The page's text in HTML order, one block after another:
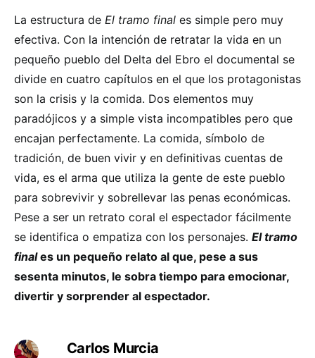
La estructura de El tramo final es simple pero muy
efectiva. Con la intención de retratar la vida en un
pequeño pueblo del Delta del Ebro el documental se
divide en cuatro capítulos en el que los protagonistas
son la crisis y la comida. Dos elementos muy
paradójicos y a simple vista incompatibles pero que
encajan perfectamente. La comida, símbolo de
tradición, de buen vivir y en definitivas cuentas de
vida, es el arma que utiliza la gente de este pueblo
para sobrevivir y sobrellevar las penas económicas.
Pese a ser un retrato coral el espectador fácilmente
se identifica o empatiza con los personajes. El tramo
finales un pequeño relato al que, pese a sus
sesenta minutos, le sobra tiempo para emocionar,
divertir y sorprender al espectador.
Carlos Murcia